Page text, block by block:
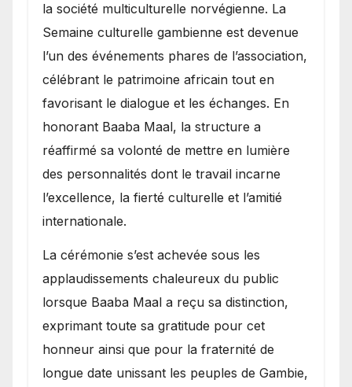
la société multiculturelle norvégienne. La
Semaine culturelle gambienne est devenue
l’un des événements phares de l’association,
célébrant le patrimoine africain tout en
favorisant le dialogue et les échanges. En
honorant Baaba Maal, la structure a
réaffirmé sa volonté de mettre en lumière
des personnalités dont le travail incarne
l’excellence, la fierté culturelle et l’amitié
internationale.
​La cérémonie s’est achevée sous les
applaudissements chaleureux du public
lorsque Baaba Maal a reçu sa distinction,
exprimant toute sa gratitude pour cet
honneur ainsi que pour la fraternité de
longue date unissant les peuples de Gambie,